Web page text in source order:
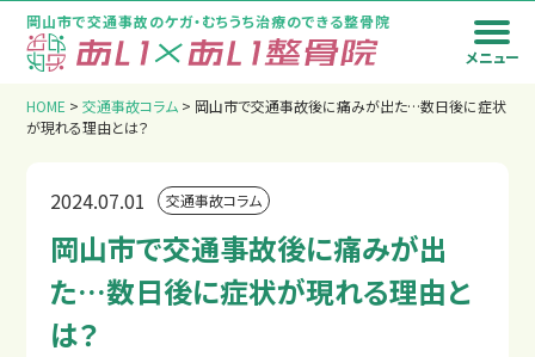
岡山市で交通事故のケガ・むちうち治療のできる整骨院
メニュー
トップページ
HOME >交通事故コラム > 岡山市で交通事故後に痛みが出た…数日後に症状
が現れる理由とは？
2024.07.01 交通事故コラム
岡山市で交通事故後に痛みが出
た…数日後に症状が現れる理由と
は？